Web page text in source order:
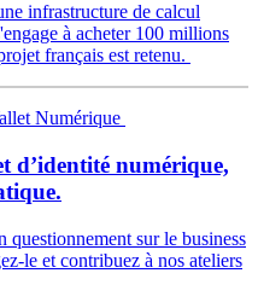
infrastructure de calcul
à acheter 100 millions
français est retenu.
Numérique
d’identité numérique,
questionnement sur le business
le et contribuez à nos ateliers